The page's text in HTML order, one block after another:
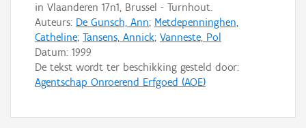
in Vlaanderen 17n1, Brussel - Turnhout.
Auteurs: De Gunsch, Ann; Metdepenninghen,
Catheline; Tansens, Annick; Vanneste, Pol
Datum: 1999
De tekst wordt ter beschikking gesteld door:
Agentschap Onroerend Erfgoed (AOE)